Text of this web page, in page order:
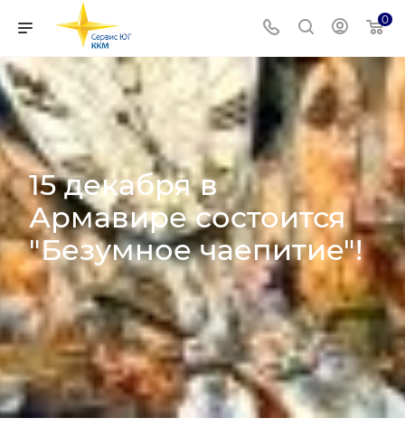
0
15 декабря в
Армавире состоится
"Безумное чаепитие"!